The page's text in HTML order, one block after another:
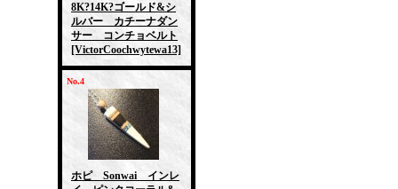
8K?14K?ゴールド&シ
ルバー カチーナダン
サー コンチョベルト
[VictorCoochwytewa13]
No.4
ホピ Sonwai インレ